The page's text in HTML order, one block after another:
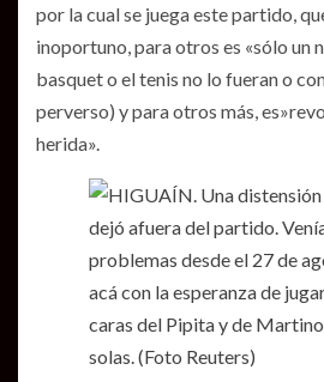
por la cual se juega este partido,
inoportuno, para otros es «sólo un
basquet o el tenis no lo fueran o
perverso) y para otros más,
herida».